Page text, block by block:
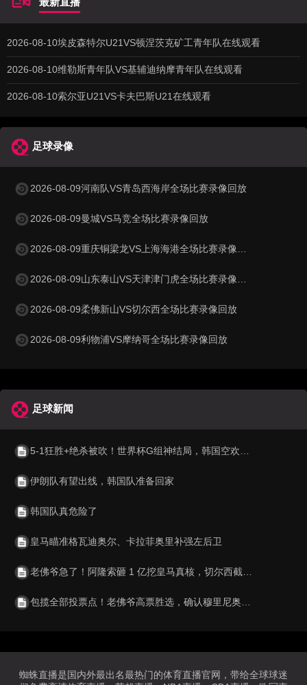
2026-08-10埃皮森特尔U21VS顿涅茨克矿工青年队在线观看
2026-08-10维勒斯青年队VS基辅迪纳摩青年队在线观看
2026-08-10索尔亚U21VS卡夫巴斯U21在线观看
足球录像
2026-08-09河南队VS青岛西海岸全场比赛录像回放
2026-08-09曼城VS马竞全场比赛录像回放
2026-08-09重庆铜梁龙VS上海海港全场比赛录像回放
2026-08-09山东泰山VS天津津门虎全场比赛录像回放
2026-08-09柔佛新山VS切尔西全场比赛录像回放
2026-08-09利物浦VS摩纳哥全场比赛录像回放
足球新闻
5-1狂胜+绝杀被吹！世界杯G组神结局，韩国空欢喜 比利时逆袭成第1
伊朗队有望出线，韩国队准备回家
韩国队真危险了
皇马瞄准格瓦迪奥尔、卡拉菲奥里补强左后卫
老佛爷急了！阿隆索砸 1 亿挖皇马真核，切尔西截胡利物浦阿森纳
包揽全部投票点！老佛爷高票胜选，确认穆里尼奥重返伯纳乌执教
蜘蛛直播是国内外最出名最热门的体育直播官网，带给全球球迷